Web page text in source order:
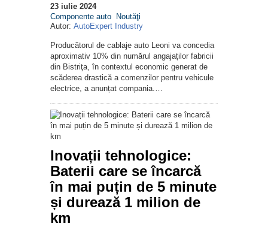
23 iulie 2024
Componente auto Noutăţi
Autor: AutoExpert Industry
Producătorul de cablaje auto Leoni va concedia
aproximativ 10% din numărul angajaților fabricii
din Bistriţa, în contextul economic generat de
scăderea drastică a comenzilor pentru vehicule
electrice, a anunțat compania.…
Inovații tehnologice:
Baterii care se încarcă
în mai puțin de 5 minute
și durează 1 milion de
km